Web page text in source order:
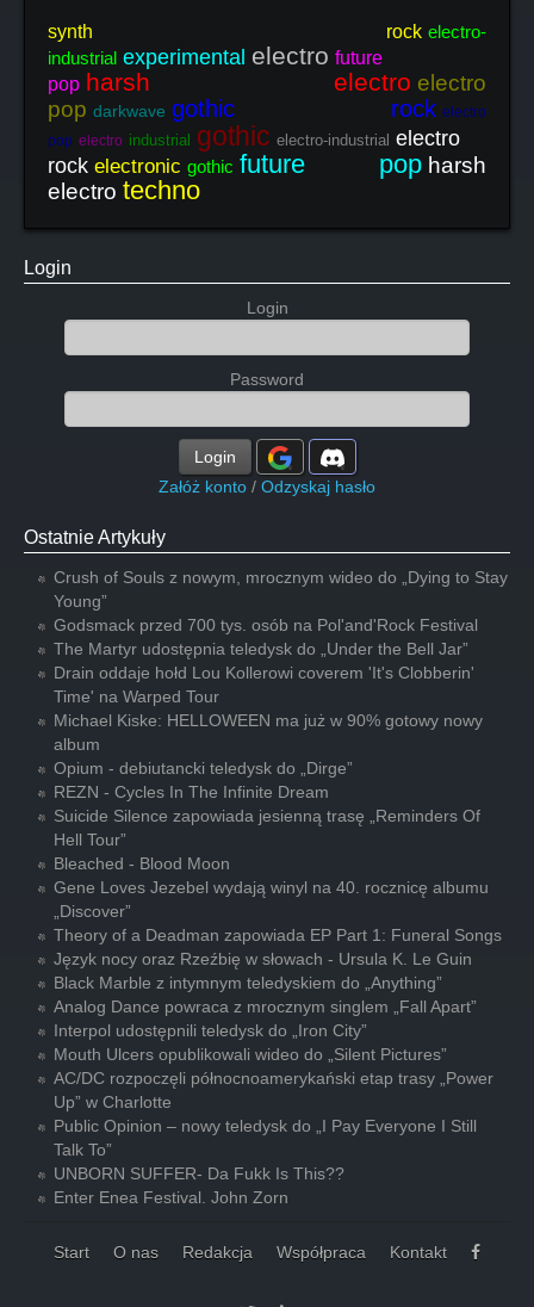
synth rock electro-
industrial experimental electro future
pop harsh electro electro
pop darkwave gothic rock electro
pop electro industrial gothic electro-industrial electro
rock electronic gothic future pop harsh
electro techno
Login
Login
Password
Login
Załóż konto / Odzyskaj hasło
Ostatnie Artykuły
Crush of Souls z nowym, mrocznym wideo do „Dying to Stay
Young”
Godsmack przed 700 tys. osób na Pol'and'Rock Festival
The Martyr udostępnia teledysk do „Under the Bell Jar”
Drain oddaje hołd Lou Kollerowi coverem 'It's Clobberin'
Time' na Warped Tour
Michael Kiske: HELLOWEEN ma już w 90% gotowy nowy
album
Opium - debiutancki teledysk do „Dirge”
REZN - Cycles In The Infinite Dream
Suicide Silence zapowiada jesienną trasę „Reminders Of
Hell Tour”
Bleached - Blood Moon
Gene Loves Jezebel wydają winyl na 40. rocznicę albumu
„Discover”
Theory of a Deadman zapowiada EP Part 1: Funeral Songs
Język nocy oraz Rzeźbię w słowach - Ursula K. Le Guin
Black Marble z intymnym teledyskiem do „Anything”
Analog Dance powraca z mrocznym singlem „Fall Apart”
Interpol udostępnili teledysk do „Iron City”
Mouth Ulcers opublikowali wideo do „Silent Pictures”
AC/DC rozpoczęli północnoamerykański etap trasy „Power
Up” w Charlotte
Public Opinion – nowy teledysk do „I Pay Everyone I Still
Talk To”
UNBORN SUFFER- Da Fukk Is This??
Enter Enea Festival. John Zorn
Start O nas Redakcja Współpraca Kontakt